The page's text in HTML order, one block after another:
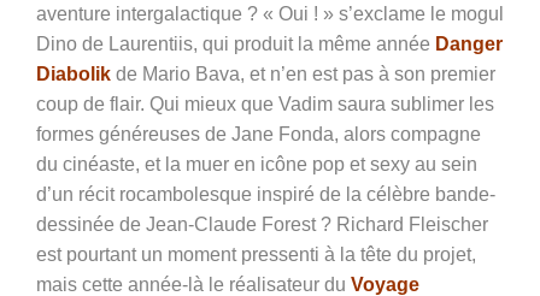
aventure intergalactique ? « Oui ! » s’exclame le mogul
Dino de Laurentiis, qui produit la même année Danger
Diabolik de Mario Bava, et n’en est pas à son premier
coup de flair. Qui mieux que Vadim saura sublimer les
formes généreuses de Jane Fonda, alors compagne
du cinéaste, et la muer en icône pop et sexy au sein
d’un récit rocambolesque inspiré de la célèbre bande-
dessinée de Jean-Claude Forest ? Richard Fleischer
est pourtant un moment pressenti à la tête du projet,
mais cette année-là le réalisateur du Voyage